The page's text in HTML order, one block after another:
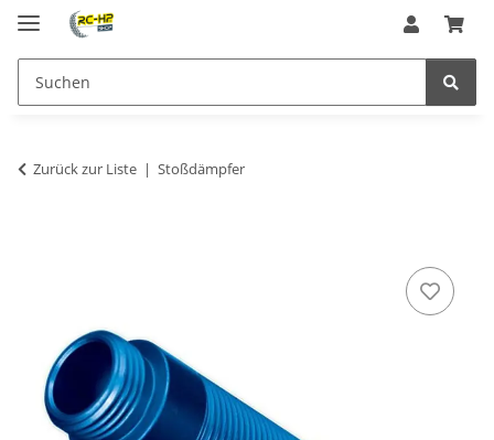
Zurück zur Liste Stoßdämpfer